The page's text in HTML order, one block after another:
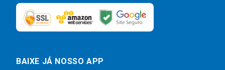
BAIXE JÁ NOSSO APP